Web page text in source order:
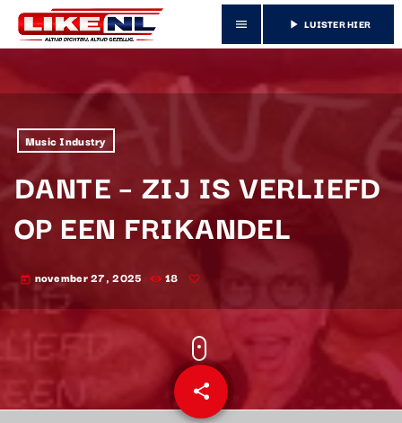
menu play_arrow LUISTER HIER
Music Industry
DANTE – ZIJ IS VERLIEFD
OP EEN FRIKANDEL
today november 27, 2025 18
share
email